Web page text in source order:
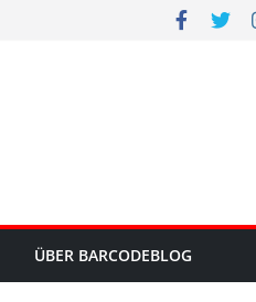
ÜBER BARCODEBLOG